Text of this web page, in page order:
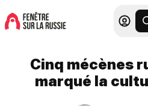
Cinq mécènes
marqué la